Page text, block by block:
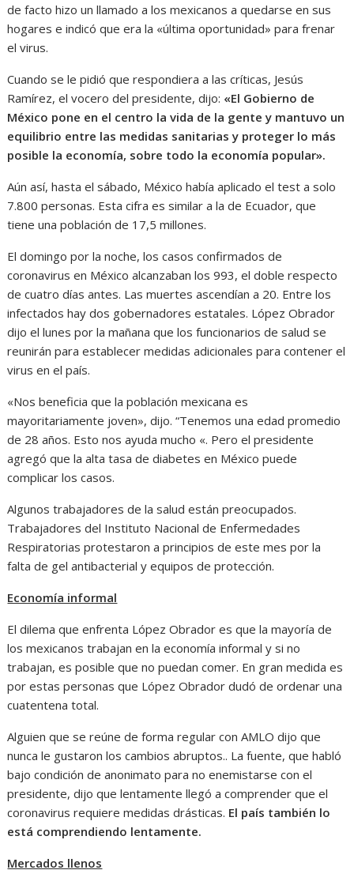
de facto hizo un llamado a los mexicanos a quedarse en sus
hogares e indicó que era la «última oportunidad» para frenar
el virus.
Cuando se le pidió que respondiera a las críticas, Jesús
Ramírez, el vocero del presidente, dijo: «El Gobierno de
México pone en el centro la vida de la gente y mantuvo un
equilibrio entre las medidas sanitarias y proteger lo más
posible la economía, sobre todo la economía popular».
Aún así, hasta el sábado, México había aplicado el test a solo
7.800 personas. Esta cifra es similar a la de Ecuador, que
tiene una población de 17,5 millones.
El domingo por la noche, los casos confirmados de
coronavirus en México alcanzaban los 993, el doble respecto
de cuatro días antes. Las muertes ascendían a 20. Entre los
infectados hay dos gobernadores estatales. López Obrador
dijo el lunes por la mañana que los funcionarios de salud se
reunirán para establecer medidas adicionales para contener el
virus en el país.
«Nos beneficia que la población mexicana es
mayoritariamente joven», dijo. “Tenemos una edad promedio
de 28 años. Esto nos ayuda mucho «. Pero el presidente
agregó que la alta tasa de diabetes en México puede
complicar los casos.
Algunos trabajadores de la salud están preocupados.
Trabajadores del Instituto Nacional de Enfermedades
Respiratorias protestaron a principios de este mes por la
falta de gel antibacterial y equipos de protección.
Economía informal
El dilema que enfrenta López Obrador es que la mayoría de
los mexicanos trabajan en la economía informal y si no
trabajan, es posible que no puedan comer. En gran medida es
por estas personas que López Obrador dudó de ordenar una
cuatentena total.
Alguien que se reúne de forma regular con AMLO dijo que
nunca le gustaron los cambios abruptos.. La fuente, que habló
bajo condición de anonimato para no enemistarse con el
presidente, dijo que lentamente llegó a comprender que el
coronavirus requiere medidas drásticas. El país también lo
está comprendiendo lentamente.
Mercados llenos